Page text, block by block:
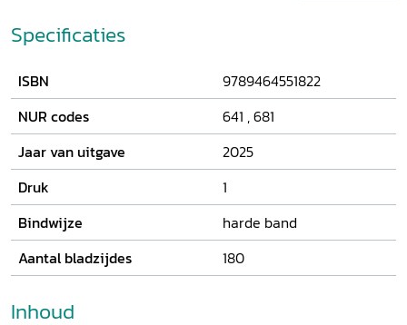
ook verschenen bij Uitgeverij Verloren.
Specificaties
ISBN
9789464551822
NUR codes
641 ,681
Jaar van uitgave
2025
Druk
1
Bindwijze
harde band
Aantal bladzijdes
180
Inhoud